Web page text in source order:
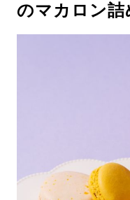
のマカロン詰